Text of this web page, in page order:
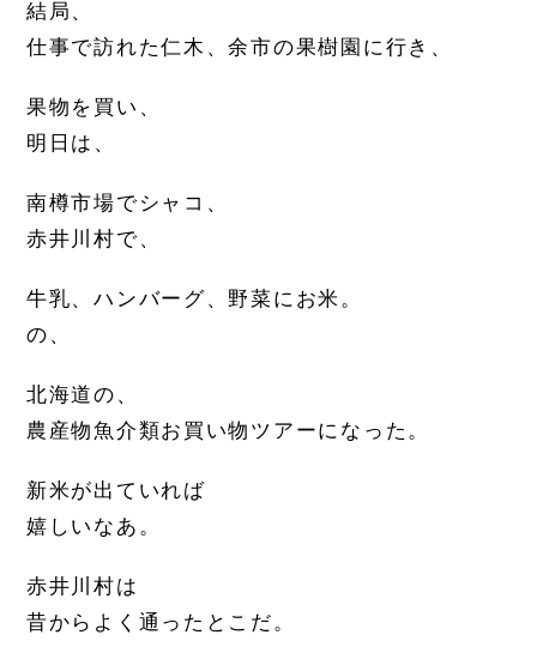
結局、
仕事で訪れた仁木、余市の果樹園に行き、
果物を買い、
明日は、
南樽市場でシャコ、
赤井川村で、
牛乳、ハンバーグ、野菜にお米。
の、
北海道の、
農産物魚介類お買い物ツアーになった。
新米が出ていれば
嬉しいなあ。
赤井川村は
昔からよく通ったとこだ。